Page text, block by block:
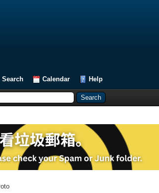
Search Calendar Help